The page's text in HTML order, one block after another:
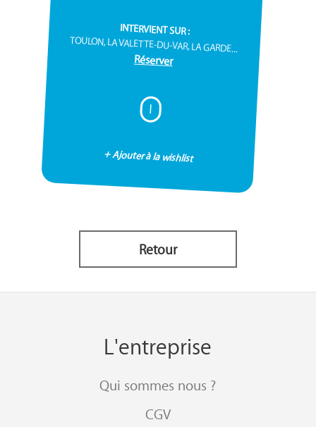
INTERVIENT SUR :
TOULON, LA VALETTE-DU-VAR, LA GARDE...
Réserver
I
+ Ajouter à la wishlist
Retour
L'entreprise
Qui sommes nous ?
CGV